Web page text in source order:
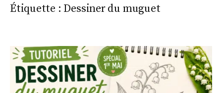
Étiquette : Dessiner du muguet